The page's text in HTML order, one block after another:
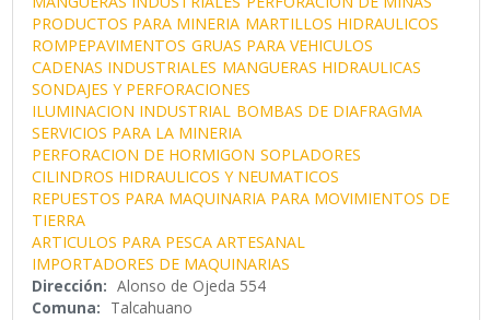
PRODUCTOS PARA MINERIA MARTILLOS HIDRAULICOS
ROMPEPAVIMENTOS GRUAS PARA VEHICULOS
CADENAS INDUSTRIALES MANGUERAS HIDRAULICAS
SONDAJES Y PERFORACIONES
ILUMINACION INDUSTRIAL BOMBAS DE DIAFRAGMA
SERVICIOS PARA LA MINERIA
PERFORACION DE HORMIGON SOPLADORES
CILINDROS HIDRAULICOS Y NEUMATICOS
REPUESTOS PARA MAQUINARIA PARA MOVIMIENTOS DE
TIERRA
ARTICULOS PARA PESCA ARTESANAL
IMPORTADORES DE MAQUINARIAS
Dirección: Alonso de Ojeda 554
Comuna: Talcahuano